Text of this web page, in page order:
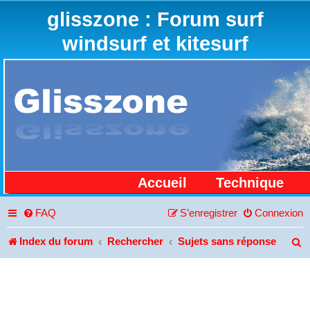
glisszone : Forum surf
windsurf et kitesurf
Accueil Technique
FAQ Connexion
S’enregistrer
Index du forum Rechercher Sujets sans réponse